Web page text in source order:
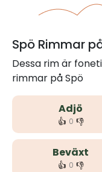
Spö Rimmar
Dessa rim är
rimmar på Spö
Adjö
👍 0 👎
Beväxt
👍 0 👎